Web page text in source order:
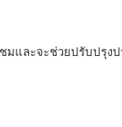
มและจะช่วยปรับปรุง